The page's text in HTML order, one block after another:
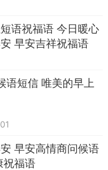
语祝福语 今日暖心
早安吉祥祝福语
语短信 唯美的早上
早安高情商问候语
祝福语